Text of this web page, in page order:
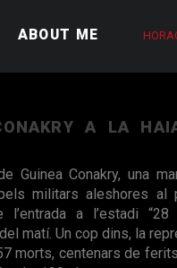
ABOUT ME
A LA
Guinea Conakry, una
militars aleshores al
l’entrada a l’estadi
matí. Un cop dins, la
morts, centenars de